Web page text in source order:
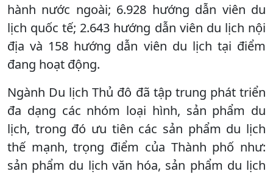
hành nước ngoài; 6.928 hướng dẫn viên du
lịch quốc tế; 2.643 hướng dẫn viên du lịch nội
địa và 158 hướng dẫn viên du lịch tại điểm
đang hoạt động.
Ngành Du lịch Thủ đô đã tập trung phát triển
đa dạng các nhóm loại hình, sản phẩm du
lịch, trong đó ưu tiên các sản phẩm du lịch
thế mạnh, trọng điểm của Thành phố như:
sản phẩm du lịch văn hóa, sản phẩm du lịch